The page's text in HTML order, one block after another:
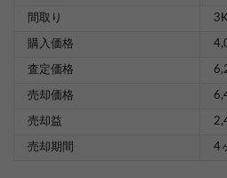
間取り
購入価格
査定価格
売却価格
売却益
売却期間 4